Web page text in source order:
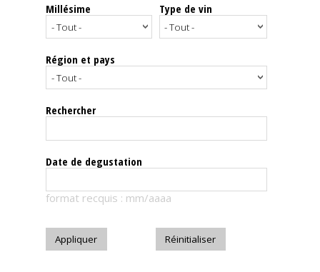
Notes
dégustation
Le
magazine
Télécharger
Millésime Type de vin
Région et pays
Rechercher
Date de degustation
format recquis : mm/aaaa